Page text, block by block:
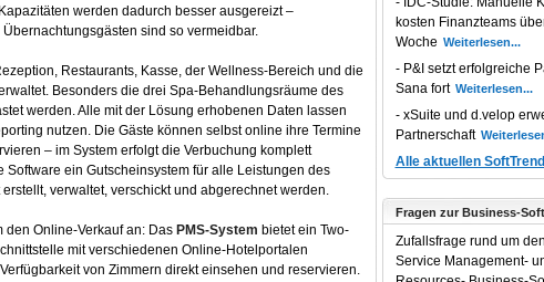
werden dadurch besser ausgereizt –
sind so vermeidbar.
Restaurants, Kasse, der Wellness-Bereich und die
Besonders die drei Spa-Behandlungsräume des
werden. Alle mit der Lösung erhobenen Daten lassen
nutzen. Die Gäste können selbst online ihre Termine
– im System erfolgt die Verbuchung komplett
Software ein Gutscheinsystem für alle Leistungen des
verwaltet, verschickt und abgerechnet werden.
den Online-Verkauf an: Das PMS-System bietet ein Two-
mit verschiedenen Online-Hotelportalen
von Zimmern direkt einsehen und reservieren.
kosten Finanzteams
Woche
P&I setzt erfolgreiche
Sana fort
xSuite und d.velop
Partnerschaft
Alle aktuellen
Fragen zur Business-
Zufallsfrage rund um
Service Management-